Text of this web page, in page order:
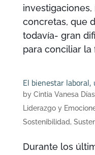
concretas, que
todavía- gran
para conciliar la
El bienestar
by Cintia Vanesa Días
Liderazgo y
Sostenibilidad,
Durante los